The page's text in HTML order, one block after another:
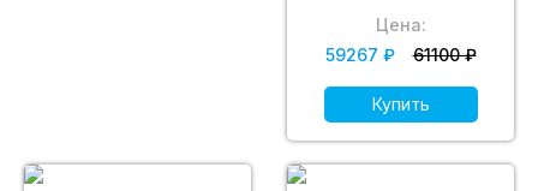
Цена:
59267 ₽
61100 ₽
Купить